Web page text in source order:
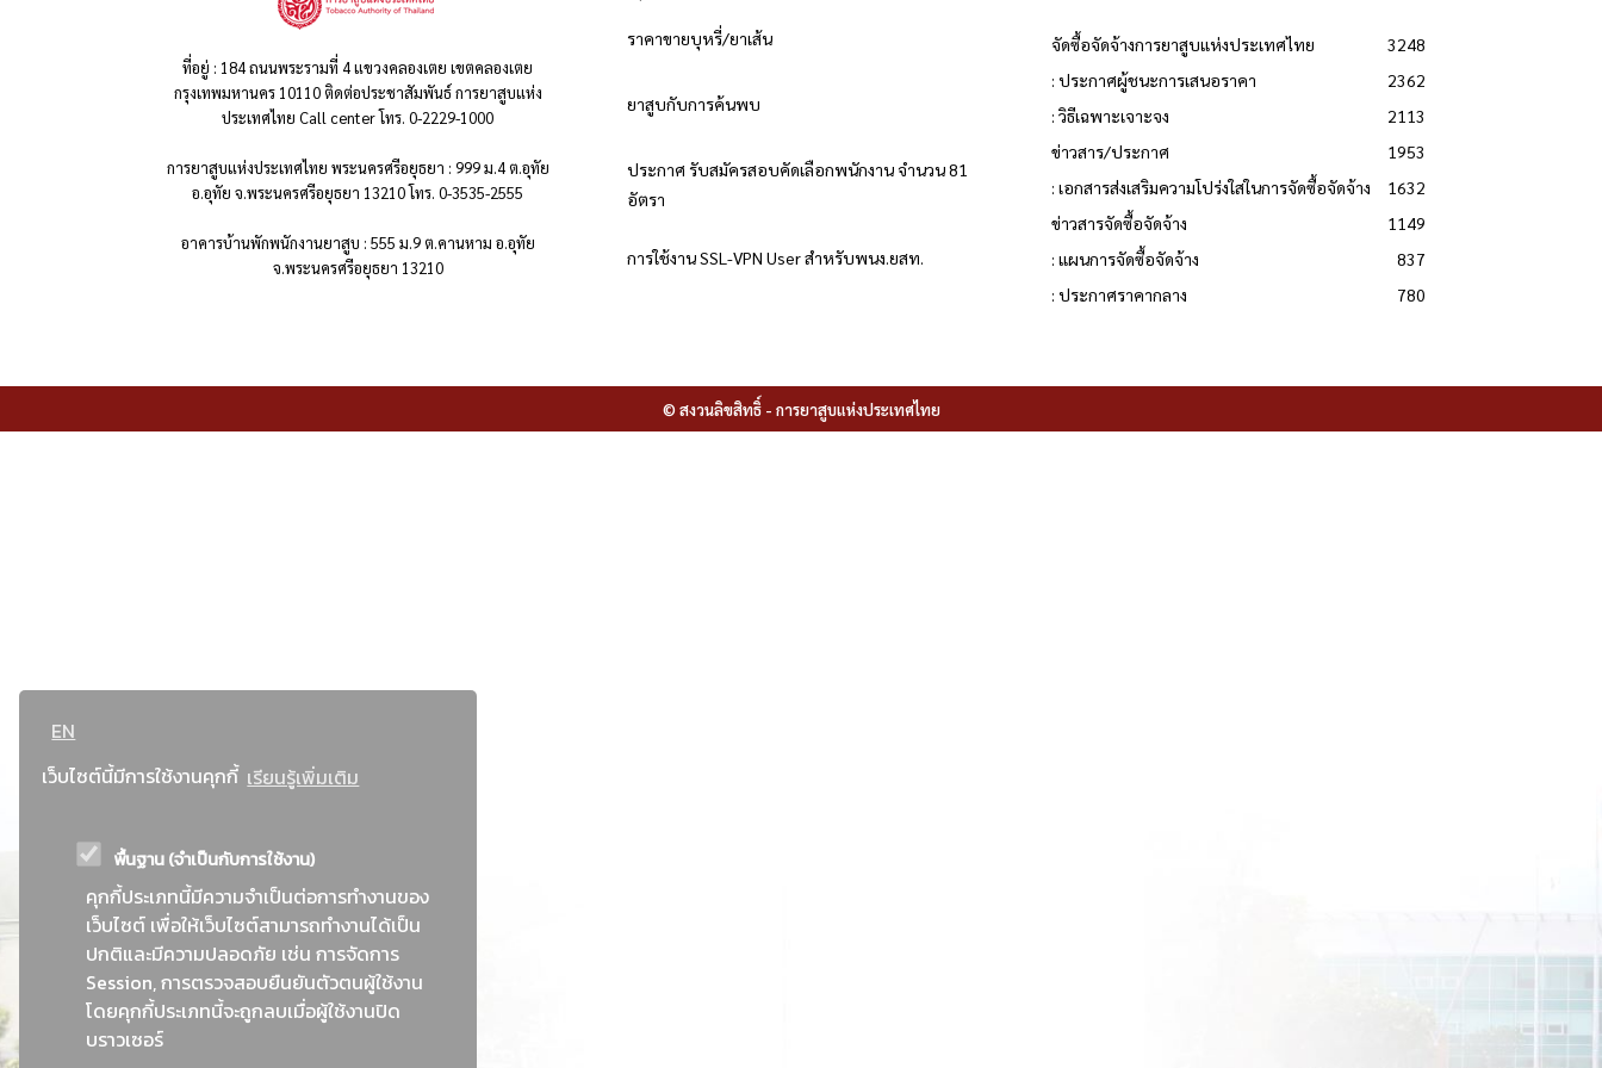
EN
เว็บไซต์นี้มีการใช้งานคุกกี้ เรียนรู้เพิ่มเติม
พื้นฐาน (จำเป็นกับการใช้งาน)
คุกกี้ประเภทนี้มีความจำเป็นต่อการทำงานของ
เว็บไซต์ เพื่อให้เว็บไซต์สามารถทำงานได้เป็น
ปกติและมีความปลอดภัย เช่น การจัดการ
Session, การตรวจสอบยืนยันตัวตนผู้ใช้งาน
โดยคุกกี้ประเภทนี้จะถูกลบเมื่อผู้ใช้งานปิด
บราวเซอร์
ที่อยู่ : 184 ถนนพระรามที่ 4 แขวงคลองเตย เขตคลองเตย
กรุงเทพมหานคร 10110 ติดต่อประชาสัมพันธ์ การยาสูบแห่ง
ประเทศไทย Call center โทร. 0-2229-1000
การยาสูบแห่งประเทศไทย พระนครศรีอยุธยา : 999 ม.4 ต.อุทัย
อ.อุทัย จ.พระนครศรีอยุธยา 13210 โทร. 0-3535-2555
อาคารบ้านพักพนักงานยาสูบ : 555 ม.9 ต.คานหาม อ.อุทัย
จ.พระนครศรีอยุธยา 13210
ราคาขายบุหรี่/ยาเส้น
ยาสูบกับการค้นพบ
ประกาศ รับสมัครสอบคัดเลือกพนักงาน จำนวน 81
อัตรา
การใช้งาน SSL-VPN User สำหรับพนง.ยสท.
จัดซื้อจัดจ้างการยาสูบแห่งประเทศไทย
3248
: ประกาศผู้ชนะการเสนอราคา
2362
: วิธีเฉพาะเจาะจง
2113
ข่าวสาร/ประกาศ
1953
: เอกสารส่งเสริมความโปร่งใสในการจัดซื้อจัดจ้าง
1632
ข่าวสารจัดซื้อจัดจ้าง
1149
: แผนการจัดซื้อจัดจ้าง
837
: ประกาศราคากลาง
780
© สงวนลิขสิทธิ์ - การยาสูบแห่งประเทศไทย